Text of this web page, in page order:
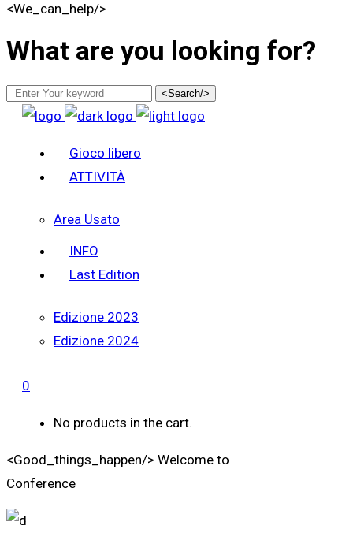
<We_can_help/>
What are you looking for?
<Search/>
Gioco libero
ATTIVITÀ
Area Usato
INFO
Last Edition
Edizione 2023
Edizione 2024
0
No products in the cart.
<Good_things_happen/> Welcome to
Conference